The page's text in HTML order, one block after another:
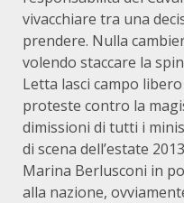
vivacchiare tra una
prendere. Nulla
volendo staccare la
Letta lasci campo
proteste contro la
dimissioni di tutti i
di scena dell’estate
Marina Berlusconi in
alla nazione,